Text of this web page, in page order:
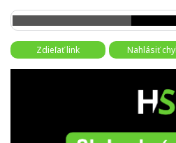
Zdieľať link Nahlásiť